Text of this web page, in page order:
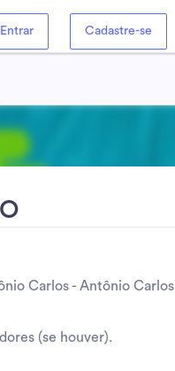
Entrar Cadastre-se
Carlos - Antônio Carlos
(se houver).